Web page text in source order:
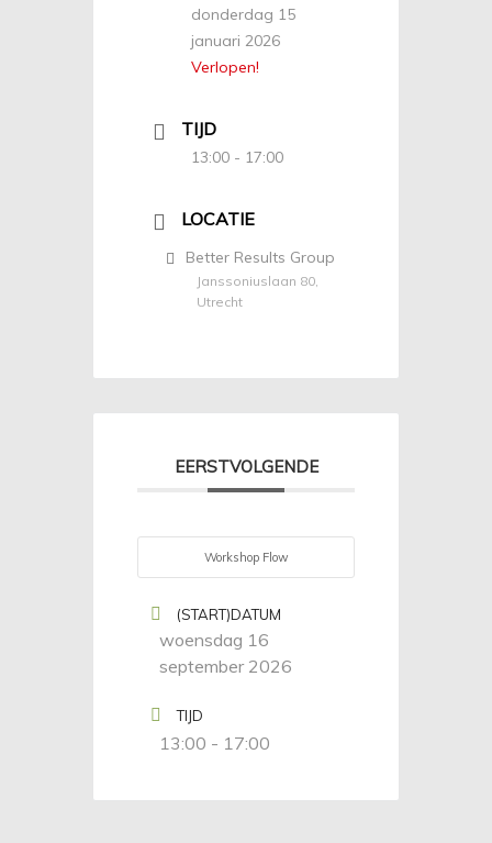
donderdag 15
januari 2026
Verlopen!
TIJD
13:00 - 17:00
LOCATIE
Better Results Group
Janssoniuslaan 80,
Utrecht
EERSTVOLGENDE
Workshop Flow
(START)DATUM
woensdag 16
september 2026
TIJD
13:00 - 17:00